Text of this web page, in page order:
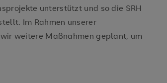
unterstützt und so die SRH
Im Rahmen unserer
weitere Maßnahmen geplant, um